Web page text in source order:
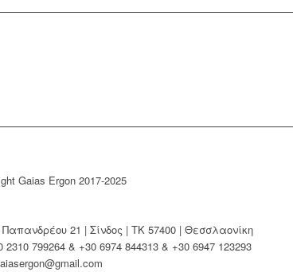
Gaias Ergon 2017-2025
21 | Σίνδος | ΤΚ 57400 | Θεσσλαονίκη
2310 799264 & +30 6974 844313 & +30 6947 123293